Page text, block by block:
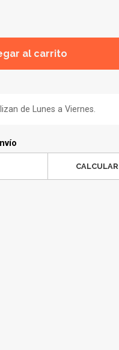
al carrito
de Lunes a Viernes.
CALCULAR